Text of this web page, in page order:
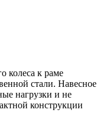
колеса к раме
стали. Навесное
нагрузки и не
конструкции